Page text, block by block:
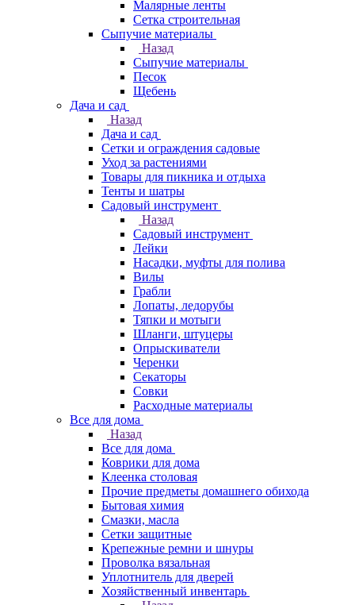
Малярные ленты
Сетка строительная
Сыпучие материалы
Назад
Сыпучие материалы
Песок
Щебень
Дача и сад
Назад
Дача и сад
Сетки и ограждения садовые
Уход за растениями
Товары для пикника и отдыха
Тенты и шатры
Садовый инструмент
Назад
Садовый инструмент
Лейки
Насадки, муфты для полива
Вилы
Грабли
Лопаты, ледорубы
Тяпки и мотыги
Шланги, штуцеры
Опрыскиватели
Черенки
Секаторы
Совки
Расходные материалы
Все для дома
Назад
Все для дома
Коврики для дома
Клеенка столовая
Прочие предметы домашнего обихода
Бытовая химия
Смазки, масла
Сетки защитные
Крепежные ремни и шнуры
Проволка вязальная
Уплотнитель для дверей
Хозяйственный инвентарь